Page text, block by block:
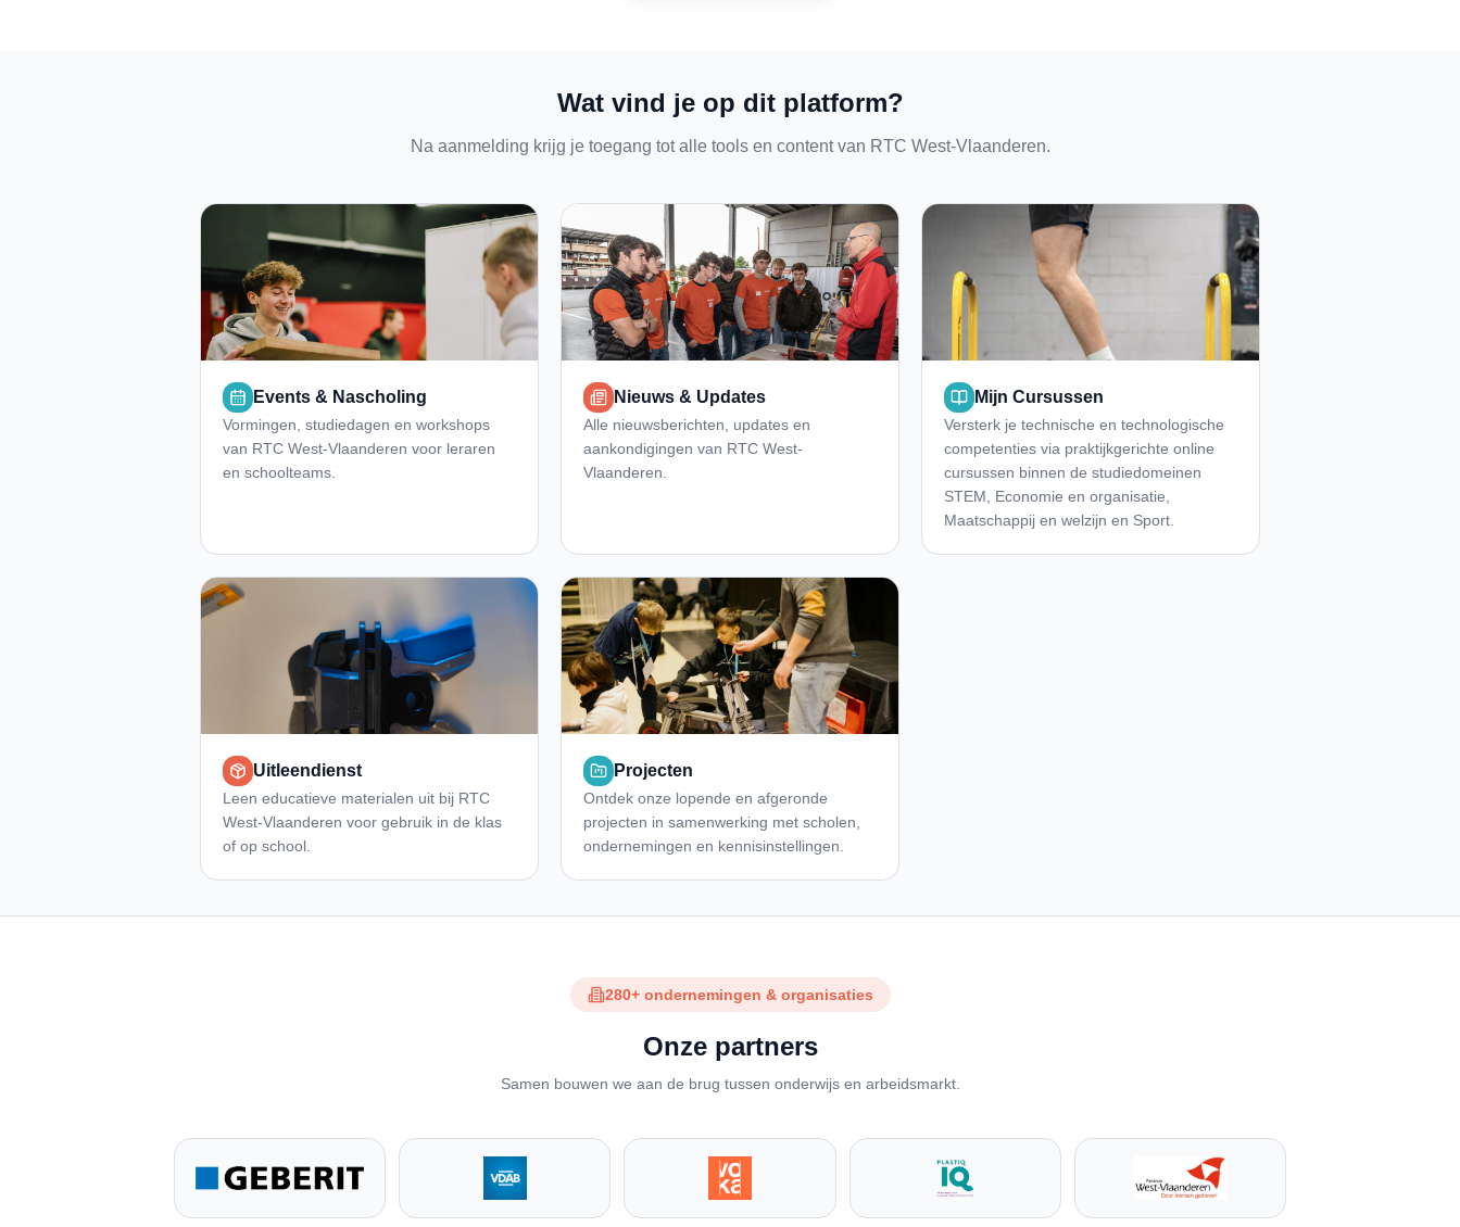
Wat vind je op dit platform?
Na aanmelding krijg je toegang tot alle tools en content van RTC West-Vlaanderen.
Events & Nascholing
Vormingen, studiedagen en workshops
van RTC West-Vlaanderen voor leraren
en schoolteams.
Nieuws & Updates
Alle nieuwsberichten, updates en
aankondigingen van RTC West-
Vlaanderen.
Mijn Cursussen
Versterk je technische en technologische
competenties via praktijkgerichte online
cursussen binnen de studiedomeinen
STEM, Economie en organisatie,
Maatschappij en welzijn en Sport.
Uitleendienst
Leen educatieve materialen uit bij RTC
West-Vlaanderen voor gebruik in de klas
of op school.
Projecten
Ontdek onze lopende en afgeronde
projecten in samenwerking met scholen,
ondernemingen en kennisinstellingen.
280+ ondernemingen & organisaties
Onze partners
Samen bouwen we aan de brug tussen onderwijs en arbeidsmarkt.